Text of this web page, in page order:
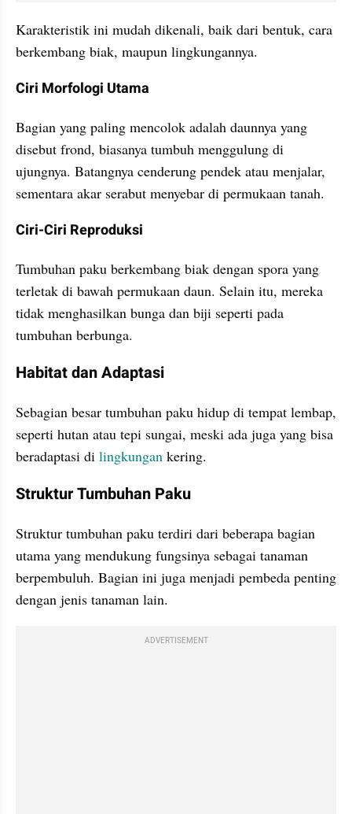
Karakteristik ini mudah dikenali, baik dari bentuk, cara
berkembang biak, maupun lingkungannya.
Ciri Morfologi Utama
Bagian yang paling mencolok adalah daunnya yang
disebut frond, biasanya tumbuh menggulung di
ujungnya. Batangnya cenderung pendek atau menjalar,
sementara akar serabut menyebar di permukaan tanah.
Ciri-Ciri Reproduksi
Tumbuhan paku berkembang biak dengan spora yang
terletak di bawah permukaan daun. Selain itu, mereka
tidak menghasilkan bunga dan biji seperti pada
tumbuhan berbunga.
Habitat dan Adaptasi
Sebagian besar tumbuhan paku hidup di tempat lembap,
seperti hutan atau tepi sungai, meski ada juga yang bisa
beradaptasi di lingkungan kering.
Struktur Tumbuhan Paku
Struktur tumbuhan paku terdiri dari beberapa bagian
utama yang mendukung fungsinya sebagai tanaman
berpembuluh. Bagian ini juga menjadi pembeda penting
dengan jenis tanaman lain.
ADVERTISEMENT